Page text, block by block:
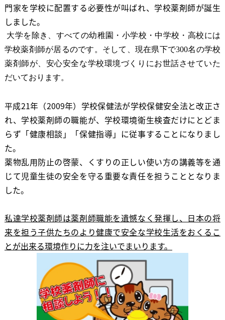
門家を学校に配置する必要性が叫ばれ、学校薬剤師が誕生
しました。
大学を除き、すべての幼稚園・小学校・中学校・高校には
学校薬剤師が居るのです。そして、現在県下で300名の学校
薬剤師が、安心安全な学校環境づくりにお世話させていた
だいております。
平成21年（2009年）学校保健法が学校保健安全法と改正さ
れ、学校薬剤師の職能が、学校環境衛生検査だけにとどま
らず「健康相談」「保健指導」に従事することになりまし
た。
薬物乱用防止の啓蒙、くすりの正しい使い方の講義等を通
じて児童生徒の安全を守る重要な責任を担うこととなりま
した。
私達学校薬剤師は薬剤師職能を遺憾なく発揮し、日本の将
来を担う子供たちのより健康で安全な学校生活をおくるこ
とが出来る環境作りに力を注いでまいります。